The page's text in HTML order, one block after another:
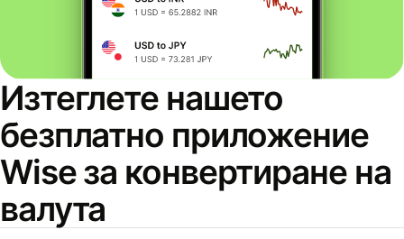
Изтеглете нашето
безплатно приложение
Wise за конвертиране на
валута